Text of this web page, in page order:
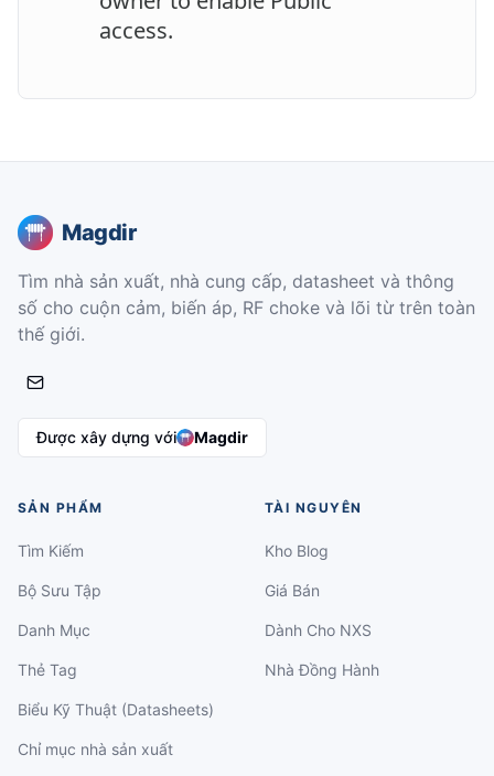
Magdir
Tìm nhà sản xuất, nhà cung cấp, datasheet và thông
số cho cuộn cảm, biến áp, RF choke và lõi từ trên toàn
thế giới.
Được xây dựng với Magdir
SẢN PHẨM
Tìm Kiếm
Bộ Sưu Tập
Danh Mục
Thẻ Tag
Biểu Kỹ Thuật (Datasheets)
Chỉ mục nhà sản xuất
TÀI NGUYÊN
Kho Blog
Giá Bán
Dành Cho NXS
Nhà Đồng Hành